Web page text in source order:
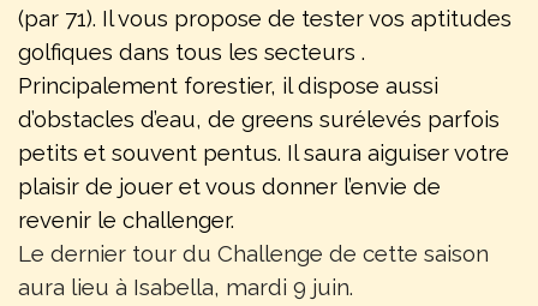
(par 71). Il vous propose de tester vos aptitudes
golfiques dans tous les secteurs .
Principalement forestier, il dispose aussi
d’obstacles d’eau, de greens surélevés parfois
petits et souvent pentus. Il saura aiguiser votre
plaisir de jouer et vous donner l’envie de
revenir le challenger.
Le dernier tour du Challenge de cette saison
aura lieu à Isabella, mardi 9 juin.